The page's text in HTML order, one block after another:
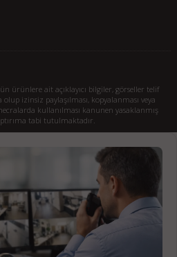
ürünlere ait açıklayıcı bilgiler, görseller telif
izinsiz paylaşılması, kopyalanması veya
kullanılması kanunen yasaklanmış
tabi tutulmaktadır.